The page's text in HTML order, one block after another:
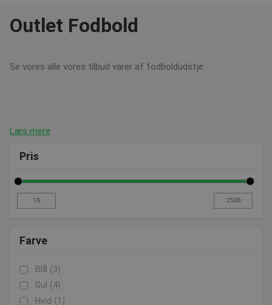
Outlet Fodbold
Se vores alle vores tilbud varer af fodboldudstyr.
Læs mere
Pris
Farve
Blå (3)
Gul (4)
Hvid (1)